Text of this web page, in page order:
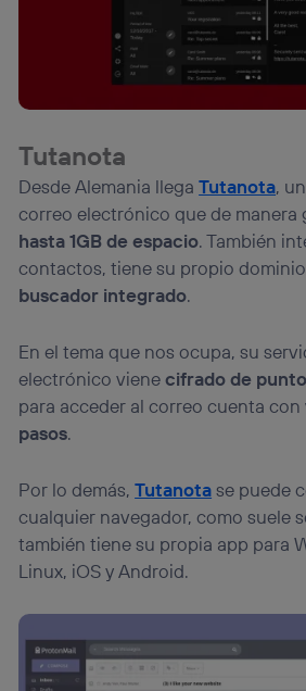
Tutanota
Desde Alemania llegaTutanota,
correo electrónico que de manera
hasta 1GB de espacio. También
contactos, tiene su propio
buscador integrado.
En el tema que nos ocupa, su
electrónico vienecifrado de
para acceder al correo cuenta con
pasos.
Por lo demás,Tutanotase puede
cualquier navegador, como suele
también tiene su propia app para
Linux, iOS y Android.
navegación del usuario del móvil.
Puedes gestionar los
“Administrar Utiq” en la parte inferior
(“consenthub”). Para más